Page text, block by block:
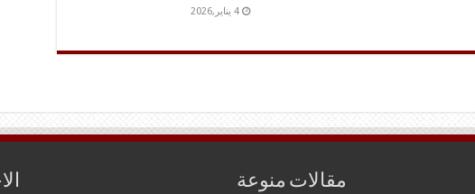
4 يناير,2026
مقالات منوعة